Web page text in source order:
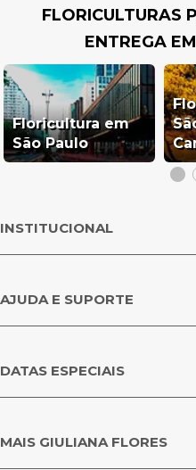
FLORICULTURAS
ENTREGA
Floricultura em
São Paulo
INSTITUCIONAL
AJUDA E SUPORTE
DATAS ESPECIAIS
MAIS GIULIANA FLORES